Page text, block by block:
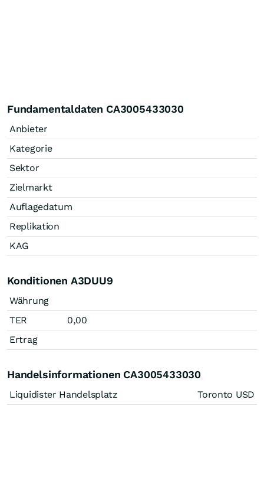
Fundamentaldaten CA3005433030
Anbieter
Kategorie
Sektor
Zielmarkt
Auflagedatum
Replikation
KAG
Konditionen A3DUU9
Währung
TER
0,00
Ertrag
Handelsinformationen CA3005433030
Liquidister Handelsplatz Toronto USD